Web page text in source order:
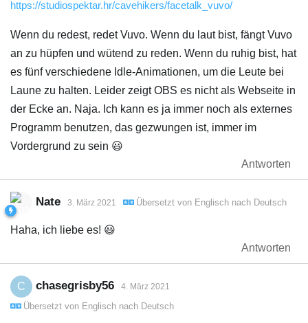
https://studiospektar.hr/cavehikers/facetalk_vuvo/
Wenn du redest, redet Vuvo. Wenn du laut bist, fängt Vuvo
an zu hüpfen und wütend zu reden. Wenn du ruhig bist, hat
es fünf verschiedene Idle-Animationen, um die Leute bei
Laune zu halten. Leider zeigt OBS es nicht als Webseite in
der Ecke an. Naja. Ich kann es ja immer noch als externes
Programm benutzen, das gezwungen ist, immer im
Vordergrund zu sein 😃
Antworten
Nate 3. März 2021 Übersetzt von Englisch nach Deutsch
Haha, ich liebe es! 😃
Antworten
C chasegrisby56 4. März 2021
Übersetzt von Englisch nach Deutsch